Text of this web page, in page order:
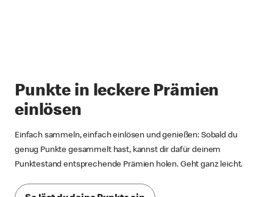
Punkte in leckere Prämien
einlösen
Einfach sammeln, einfach einlösen und genießen: Sobald du
genug Punkte gesammelt hast, kannst dir dafür deinem
Punktestand entsprechende Prämien holen. Geht ganz leicht.